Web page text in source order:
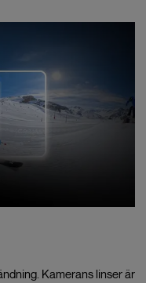
Kamerans linser är